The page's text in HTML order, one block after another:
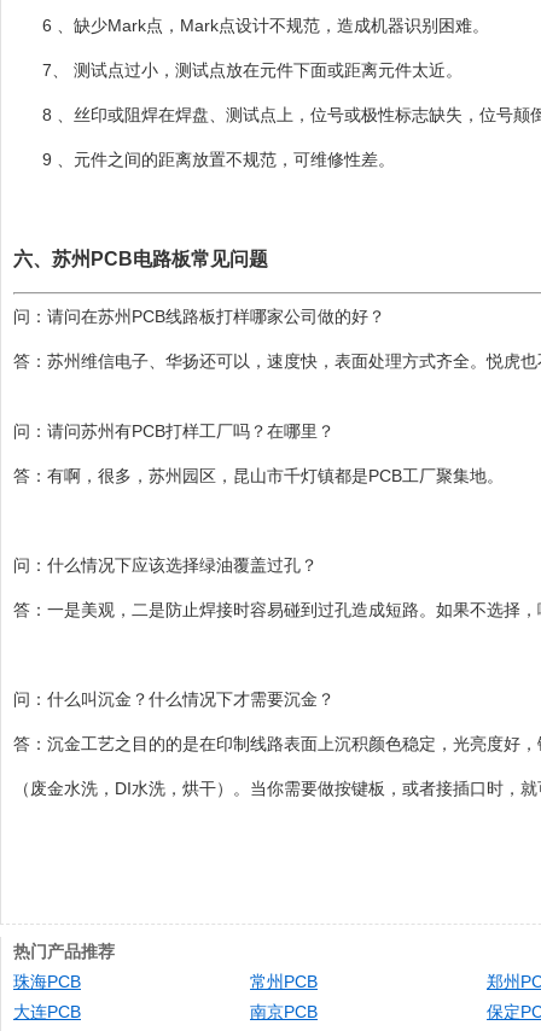
6 、缺少Mark点，Mark点设计不规范，造成机器识别困难。
7、 测试点过小，测试点放在元件下面或距离元件太近。
8 、丝印或阻焊在焊盘、测试点上，位号或极性标志缺失，位号颠
9 、元件之间的距离放置不规范，可维修性差。
六、苏州PCB电路板常见问题
问：请问在苏州PCB线路板打样哪家公司做的好？
答：苏州维信电子、华扬还可以，速度快，表面处理方式齐全。悦虎
问：请问苏州有PCB打样工厂吗？在哪里？
答：有啊，很多，苏州园区，昆山市千灯镇都是PCB工厂聚集地。
问：什么情况下应该选择绿油覆盖过孔？
答：一是美观，二是防止焊接时容易碰到过孔造成短路。如果不选择
问：什么叫沉金？什么情况下才需要沉金？
答：沉金工艺之目的的是在印制线路表面上沉积颜色稳定，光亮度好
（废金水洗，DI水洗，烘干）。当你需要做按键板，或者接插口时，
热门产品推荐
珠海PCB
大连PCB
常州PCB
南京PCB
郑州
保定